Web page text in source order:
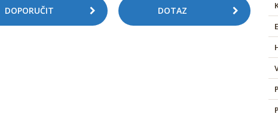
DOPORUČIT DOTAZ